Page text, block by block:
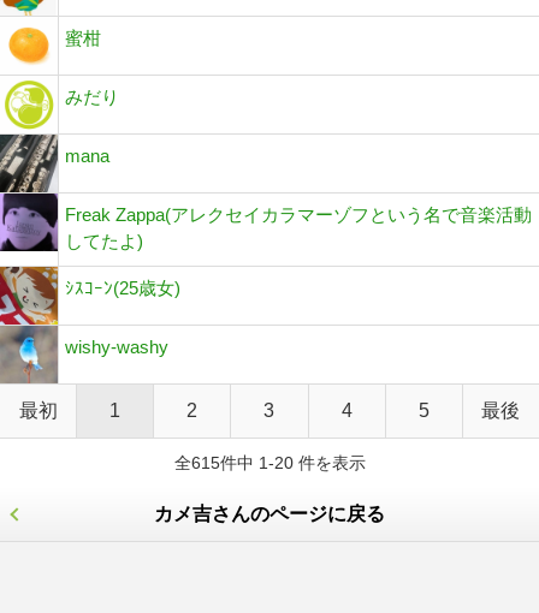
蜜柑
みだり
mana
Freak Zappa(アレクセイカラマーゾフという名で音楽活動
してたよ)
ｼｽｺｰﾝ(25歳女)
wishy-washy
最初 1 2 3 4 5 最後
全615件中 1-20 件を表示
カメ吉さんのページに戻る